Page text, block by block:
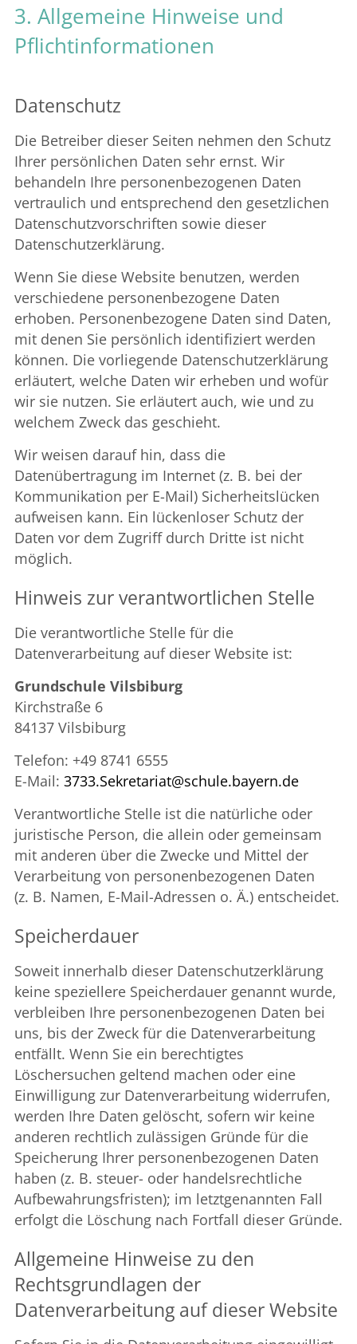
3. Allgemeine Hinweise und
Pflicht­informationen
Datenschutz
Die Betreiber dieser Seiten nehmen den Schutz
Ihrer persönlichen Daten sehr ernst. Wir
behandeln Ihre personenbezogenen Daten
vertraulich und entsprechend den gesetzlichen
Datenschutzvorschriften sowie dieser
Datenschutzerklärung.
Wenn Sie diese Website benutzen, werden
verschiedene personenbezogene Daten
erhoben. Personenbezogene Daten sind Daten,
mit denen Sie persönlich identifiziert werden
können. Die vorliegende Datenschutzerklärung
erläutert, welche Daten wir erheben und wofür
wir sie nutzen. Sie erläutert auch, wie und zu
welchem Zweck das geschieht.
Wir weisen darauf hin, dass die
Datenübertragung im Internet (z. B. bei der
Kommunikation per E-Mail) Sicherheitslücken
aufweisen kann. Ein lückenloser Schutz der
Daten vor dem Zugriff durch Dritte ist nicht
möglich.
Hinweis zur verantwortlichen Stelle
Die verantwortliche Stelle für die
Datenverarbeitung auf dieser Website ist:
Grundschule Vilsbiburg
Kirchstraße 6
84137 Vilsbiburg
Telefon: +49 8741 6555
E-Mail: 3733.Sekretariat@schule.bayern.de
Verantwortliche Stelle ist die natürliche oder
juristische Person, die allein oder gemeinsam
mit anderen über die Zwecke und Mittel der
Verarbeitung von personenbezogenen Daten
(z. B. Namen, E-Mail-Adressen o. Ä.) entscheidet.
Speicherdauer
Soweit innerhalb dieser Datenschutzerklärung
keine speziellere Speicherdauer genannt wurde,
verbleiben Ihre personenbezogenen Daten bei
uns, bis der Zweck für die Datenverarbeitung
entfällt. Wenn Sie ein berechtigtes
Löschersuchen geltend machen oder eine
Einwilligung zur Datenverarbeitung widerrufen,
werden Ihre Daten gelöscht, sofern wir keine
anderen rechtlich zulässigen Gründe für die
Speicherung Ihrer personenbezogenen Daten
haben (z. B. steuer- oder handelsrechtliche
Aufbewahrungsfristen); im letztgenannten Fall
erfolgt die Löschung nach Fortfall dieser Gründe.
Allgemeine Hinweise zu den
Rechtsgrundlagen der
Datenverarbeitung auf dieser Website